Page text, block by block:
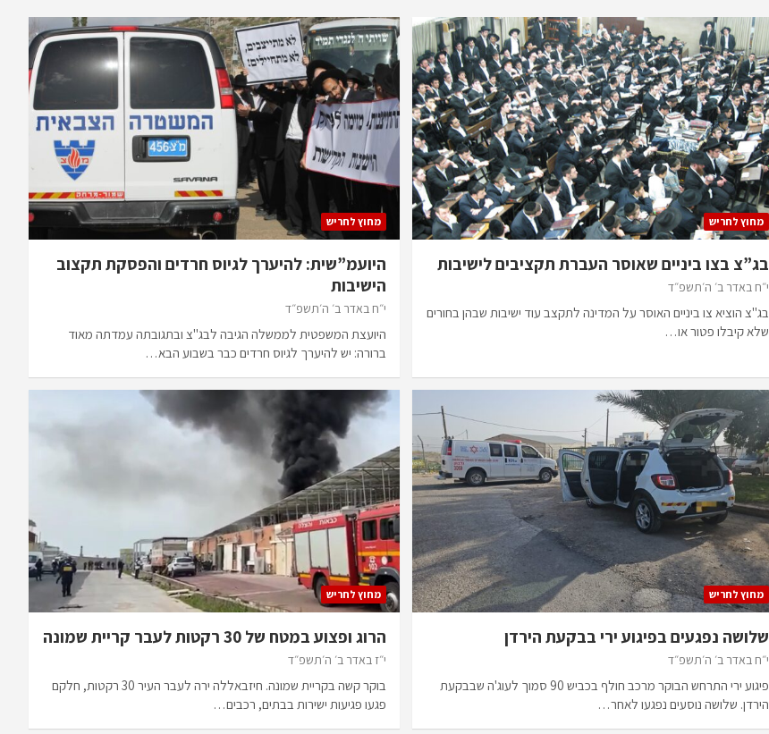
מחוץ לחריש
בג”צ בצו ביניים שאוסר העברת תקציבים לישיבות
י״ח באדר ב׳ ה׳תשפ״ד
בג"צ הוציא צו ביניים האוסר על המדינה לתקצב עוד ישיבות שבהן בחורים
שלא קיבלו פטור או…
מחוץ לחריש
היועמ”שית: להיערך לגיוס חרדים והפסקת תקצוב
הישיבות
י״ח באדר ב׳ ה׳תשפ״ד
היועצת המשפטית לממשלה הגיבה לבג"צ ובתגובתה עמדתה מאוד
ברורה: יש להיערך לגיוס חרדים כבר בשבוע הבא…
מחוץ לחריש
שלושה נפגעים בפיגוע ירי בבקעת הירדן
י״ח באדר ב׳ ה׳תשפ״ד
פיגוע ירי התרחש הבוקר מרכב חולף בכביש 90 סמוך לעוג'ה שבבקעת
הירדן. שלושה נוסעים נפגעו לאחר…
מחוץ לחריש
הרוג ופצוע במטח של 30 רקטות לעבר קריית שמונה
י״ז באדר ב׳ ה׳תשפ״ד
בוקר קשה בקריית שמונה. חיזבאללה ירה לעבר העיר 30 רקטות, חלקם
פגעו פגיעות ישירות בבתים, רכבים…